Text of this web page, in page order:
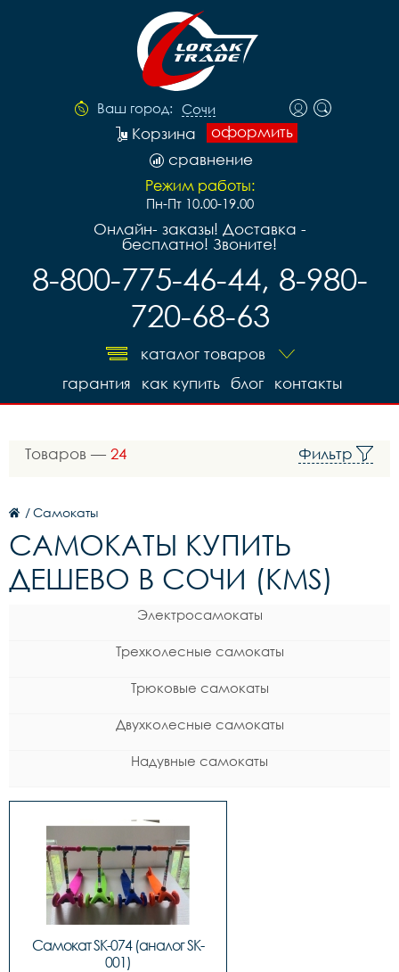
Ваш город: Сочи
оформить
Корзина
сравнение
Режим работы:
Пн-Пт 10.00-19.00
Онлайн- заказы! Доставка -
бесплатно! Звоните!
8-800-775-46-44, 8-980-
720-68-63
каталог товаров
контакты
блог
как купить
гарантия
Товаров — 24 Фильтр
/Самокаты
САМОКАТЫ КУПИТЬ
ДЕШЕВО В СОЧИ (KMS)
Электросамокаты
Трехколесные самокаты
Трюковые самокаты
Двухколесные самокаты
Надувные самокаты
Самокат SK-074 (аналог SK-
001)